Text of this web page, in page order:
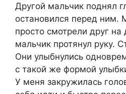
Другой мальчик поднял
остановился перед ним.
просто смотрели друг на
мальчик протянул руку.
Они улыбнулись
с такой же формой
У меня закружилась